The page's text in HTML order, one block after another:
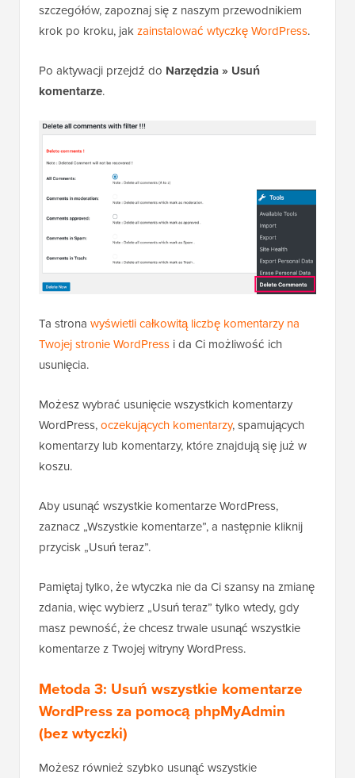
szczegółów, zapoznaj się z naszym przewodnikiem
krok po kroku, jakzainstalować wtyczkę WordPress.
Po aktywacji przejdź do Narzędzia » Usuń
komentarze.
Ta strona wyświetli całkowitą liczbę komentarzy na
Twojej stronie WordPress i da Ci możliwość ich
usunięcia.
Możesz wybrać usunięcie wszystkich komentarzy
WordPress,oczekujących komentarzy, spamujących
komentarzy lub komentarzy, które znajdują się już w
koszu.
Aby usunąć wszystkie komentarze WordPress,
zaznacz „Wszystkie komentarze”, a następnie kliknij
przycisk „Usuń teraz”.
Pamiętaj tylko, że wtyczka nie da Ci szansy na zmianę
zdania, więc wybierz „Usuń teraz” tylko wtedy, gdy
masz pewność, że chcesz trwale usunąć wszystkie
komentarze z Twojej witryny WordPress.
Metoda 3: Usuń wszystkie komentarze
WordPress za pomocą phpMyAdmin
(bez wtyczki)
Możesz również szybko usunąć wszystkie